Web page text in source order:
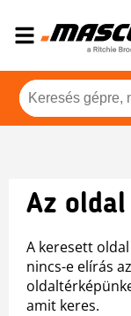
Az
A keresett
nincs-e elírás
amit keres.